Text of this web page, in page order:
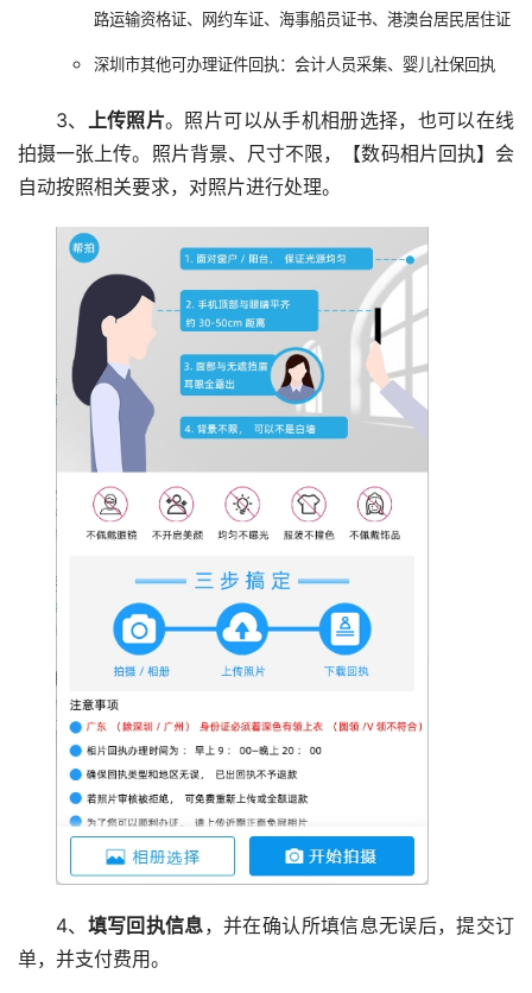
路运输资格证、网约车证、海事船员证书、港澳台居民居住证
深圳市其他可办理证件回执：会计人员采集、婴儿社保回执
3、 上传照片。照片可以从手机相册选择，也可以在线
拍摄一张上传。照片背景、尺寸不限，【数码相片回执】会
自动按照相关要求，对照片进行处理。
4、 填写回执信息，并在确认所填信息无误后，提交订
单，并支付费用。